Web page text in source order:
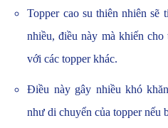
Topper cao su thiên nhiên sẽ
nhiều, điều này mà khiến
với các topper khác.
Điều này gây nhiều khó
như di chuyển của topper nếu